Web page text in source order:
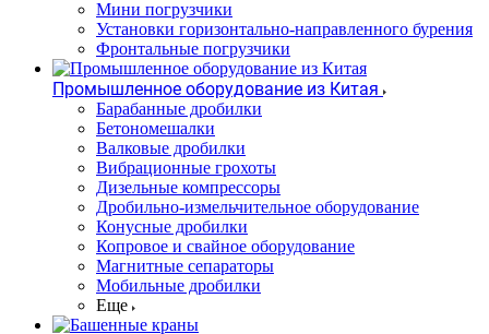
Мини погрузчики
Установки горизонтально-направленного бурения
Фронтальные погрузчики
Промышленное оборудование из Китая
Барабанные дробилки
Бетономешалки
Валковые дробилки
Вибрационные грохоты
Дизельные компрессоры
Дробильно-измельчительное оборудование
Конусные дробилки
Копровое и свайное оборудование
Магнитные сепараторы
Мобильные дробилки
Еще